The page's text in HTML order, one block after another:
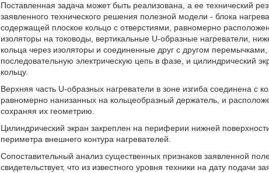
Поставленная задача может быть реализована, а ее технический
заявленного технического решения полезной модели - блока
содержащей плоское кольцо с отверстиями, равномерно
изоляторы на тоководы, вертикальные U-образные нагреватели,
кольца через изоляторы и соединенные друг с другом
последовательную электрическую цепь в фазе, и цилиндрический
кольцу.
Верхняя часть U-образных нагреватели в зоне изгиба соединена с
равномерно нанизанных на кольцеобразный держатель, и
сохраняя их геометрию.
Цилиндрический экран закреплен на периферии нижней
периметра внешнего контура нагревателей.
Сопоставительный анализ существенных признаков заявленной
свидетельствует, что из известного уровня техники на дату подачи